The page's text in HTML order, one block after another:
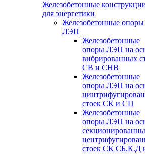
Железобетонные
для энергетики
Железобетонные опоры
ЛЭП
Железобетонные
опоры ЛЭП на
вибрированных
СВ и СНВ
Железобетонные
опоры ЛЭП на
стоек СК и СЦ
Железобетонные
опоры ЛЭП на
стоек СК СБ.К.Д